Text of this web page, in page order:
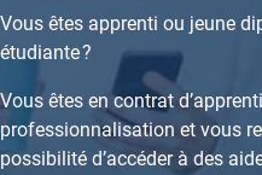
Vous êtes apprenti ou jeune
étudiante ?
Vous êtes en contrat
professionnalisation et vous
possibilité d’accéder à des